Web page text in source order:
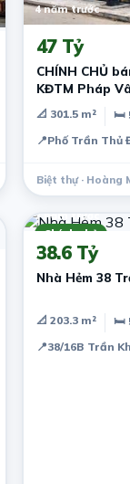
4 năm trước
47 Tỷ
CHÍNH CHỦ
KĐTM Pháp
📐 301.5 m² 🛏
📍Phố Trần Thủ
Biệt thự · Hoàng
7, Ho Chi Minh
Chính chủ
7 năm trước
38.6 Tỷ
Nhà Hẻm 38
📐 203.3 m² 🛏
📍38/16B Trần